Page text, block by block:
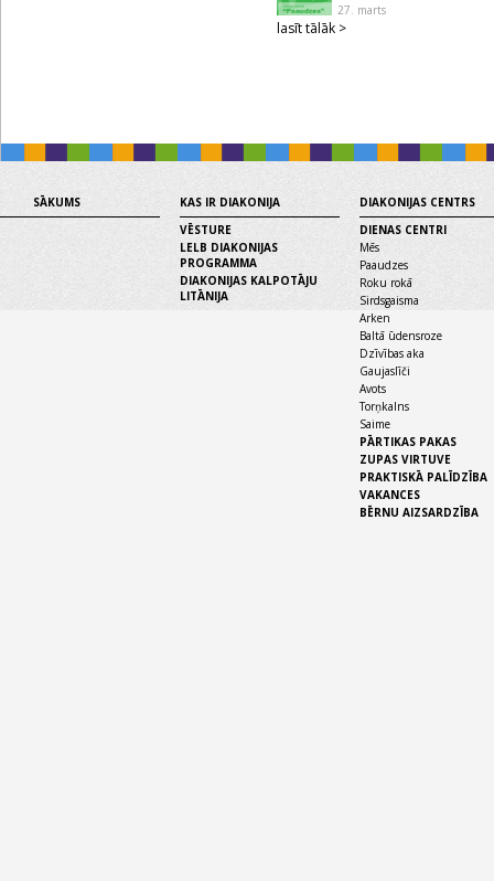
27. marts
lasīt tālāk >
SĀKUMS
KAS IR DIAKONIJA
VĒSTURE
LELB DIAKONIJAS
PROGRAMMA
DIAKONIJAS KALPOTĀJU
LITĀNIJA
DIAKONIJAS CENTRS
DIENAS CENTRI
Mēs
Paaudzes
Roku rokā
Sirdsgaisma
Arken
Baltā ūdensroze
Dzīvības aka
Gaujaslīči
Avots
Torņkalns
Saime
PĀRTIKAS PAKAS
ZUPAS VIRTUVE
PRAKTISKĀ PALĪDZĪBA
VAKANCES
BĒRNU AIZSARDZĪBA